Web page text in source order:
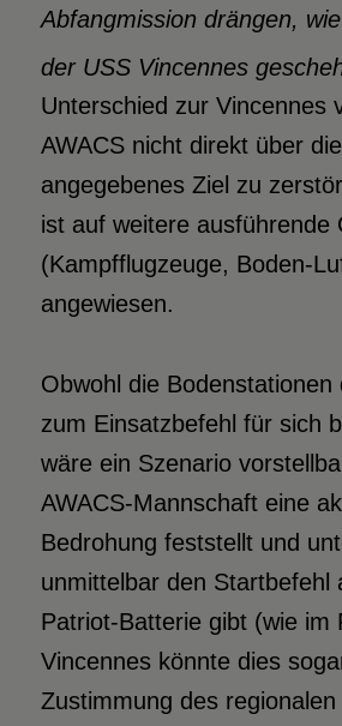
Abfangmission drängen,
der USS Vincennes
Unterschied zur Vincennes
AWACS nicht direkt über
angegebenes Ziel zu
ist auf weitere ausführende
(Kampfflugzeuge, Boden-
angewiesen.
Obwohl die Bodenstationen
zum Einsatzbefehl für sich
wäre ein Szenario
AWACS-Mannschaft eine
Bedrohung feststellt und
unmittelbar den Startbefehl
Patriot-Batterie gibt (wie im
Vincennes könnte dies
Zustimmung des regionalen